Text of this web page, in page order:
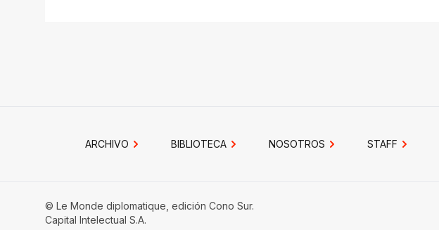
ARCHIVO BIBLIOTECA NOSOTROS STAFF
© Le Monde diplomatique, edición Cono Sur.
Capital Intelectual S.A.